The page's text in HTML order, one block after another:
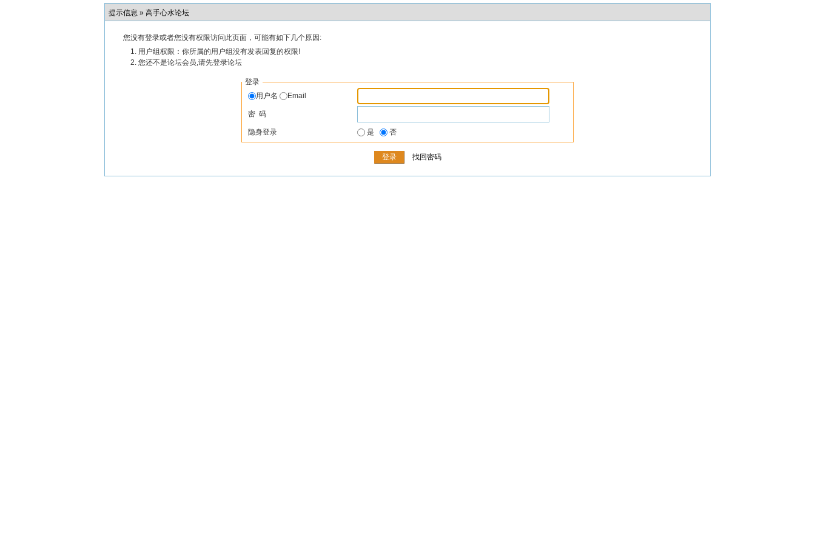
提示信息 » 高手心水论坛
您没有登录或者您没有权限访问此页面，可能有如下几个原因:
用户组权限：你所属的用户组没有发表回复的权限!
您还不是论坛会员,请先登录论坛
登录
用户名
Email
密 码
隐身登录 是 否
找回密码